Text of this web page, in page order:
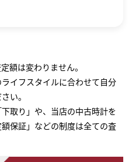
額は変わりません。
イフスタイルに合わせて自分
い。
取り」や、当店の中古時計を
保証」などの制度は全ての査